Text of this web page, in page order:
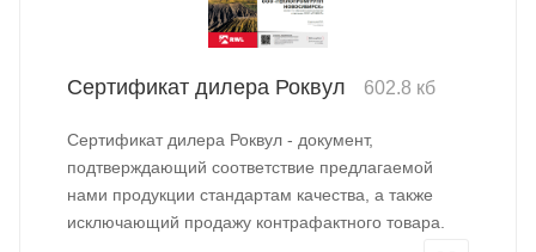
Сертификат дилера Роквул 602.8 кб
Сертификат дилера Роквул - документ,
подтверждающий соответствие предлагаемой
нами продукции стандартам качества, а также
исключающий продажу контрафактного товара.